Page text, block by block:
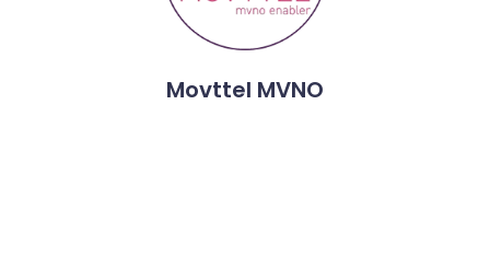
Movttel MVNO